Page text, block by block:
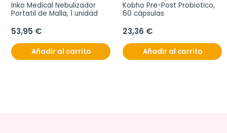
Inko Medical Nebulizador
Portatil de Malla, 1 unidad
53,95 €
Añadir al carrito
Kobho Pre-Post Probiotico,
60 cápsulas
23,36 €
Añadir al carrito